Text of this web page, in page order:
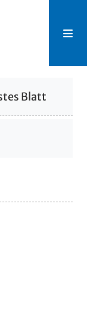
Blatt